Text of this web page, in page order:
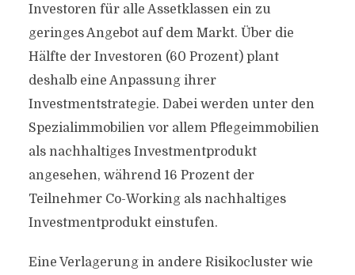
Investoren für alle Assetklassen ein zu
geringes Angebot auf dem Markt. Über die
Hälfte der Investoren (60 Prozent) plant
deshalb eine Anpassung ihrer
Investmentstrategie. Dabei werden unter den
Spezialimmobilien vor allem Pflegeimmobilien
als nachhaltiges Investmentprodukt
angesehen, während 16 Prozent der
Teilnehmer Co-Working als nachhaltiges
Investmentprodukt einstufen.
Eine Verlagerung in andere Risikocluster wie